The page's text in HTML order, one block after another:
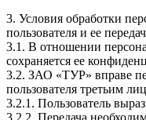
3. Условия обработки
пользователя и ее
3.1. В отношении
сохраняется ее
3.2. ЗАО «ТУР» вправе
пользователя третьим
3.2.1. Пользователь